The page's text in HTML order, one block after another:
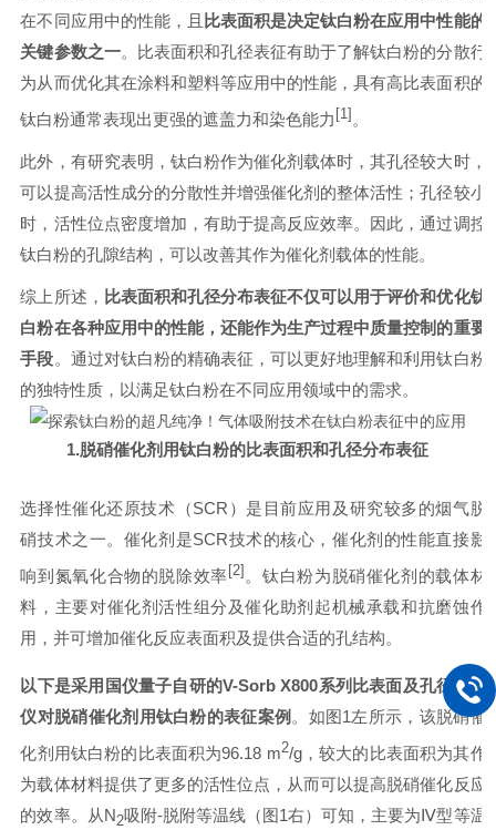
在不同应用中的性能，且 比表面积是决定钛白粉在应用中性能的
关键参数之一。比表面积和孔径表征有助于了解钛白粉的分散行
为从而优化其在涂料和塑料等应用中的性能，具有高比表面积的
钛白粉通常表现出更强的遮盖力和染色能力 [1] 。
此外，有研究表明，钛白粉作为催化剂载体时，其孔径较大时，
可以提高活性成分的分散性并增强催化剂的整体活性；孔径较小
时，活性位点密度增加，有助于提高反应效率。因此，通过调控
钛白粉的孔隙结构，可以改善其作为催化剂载体的性能。
综上所述， 比表面积和孔径分布表征不仅可以用于评价和优化钛
白粉在各种应用中的性能，还能作为生产过程中质量控制的重要
手段。通过对钛白粉的精确表征，可以更好地理解和利用钛白粉
的独特性质，以满足钛白粉在不同应用领域中的需求。
1.脱硝催化剂用钛白粉的比表面积和孔径分布表征
选择性催化还原技术（SCR）是目前应用及研究较多的烟气脱
硝技术之一。催化剂是SCR技术的核心，催化剂的性能直接影
响到氮氧化合物的脱除效率 [2] 。钛白粉为脱硝催化剂的载体材
料，主要对催化剂活性组分及催化助剂起机械承载和抗磨蚀作
用，并可增加催化反应表面积及提供合适的孔结构。
以下是采用国仪量子自研的V-Sorb X800系列比表面及孔径分析
仪对脱硝催化剂用钛白粉的表征案例 。如图1左所示，该脱硝催
化剂用钛白粉的比表面积为96.18 m2/g，较大的 比表面积为其作
为载体材料提供了更多的活性位点，从而可以提高脱硝催化反应
的效率。
从N2吸附-脱附等温线 （图1右）可知，主要为Ⅳ型等温